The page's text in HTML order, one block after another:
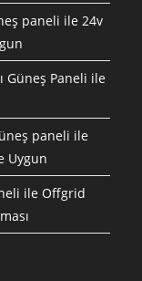
paneli ile 24v
Güneş Paneli ile
paneli ile
Uygun
ile Offgrid